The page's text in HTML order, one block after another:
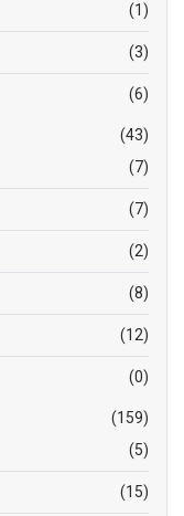
(1)
(3)
(6)
(43)
(7)
(7)
(2)
(8)
(12)
(0)
(159)
(5)
(15)